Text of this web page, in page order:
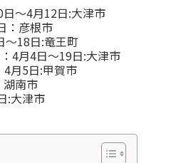
～4月12日:大津市
：彦根市
～18日:竜王町
4月4日～19日:大津市
月5日:甲賀市
湖南市
:大津市